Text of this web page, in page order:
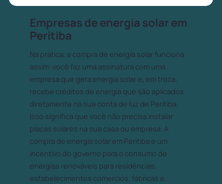
Empresas de energia solar em
Peritiba
Na prática, a compra de energia solar funciona
assim: você faz uma assinatura com uma
empresa que gera energia solar e, em troca,
recebe créditos de energia que são aplicados
diretamente na sua conta de luz de Peritiba.
Isso significa que você não precisa instalar
placas solares na sua casa ou empresa. A
compra de energia solar em Peritiba é um
incentivo do governo para o consumo de
energias renováveis para residências,
estabelecimentos comercios, fábricas e